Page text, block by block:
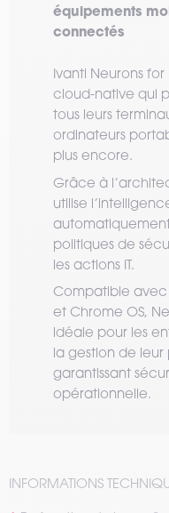
équipements
connectés
Ivanti Neurons for
cloud-native qui
tous leurs
ordinateurs
plus encore.
Grâce à
utilise
politiques de
les actions IT.
Compatible avec
et Chrome OS,
idéale pour les
la gestion de
garantissant
opérationnelle.
INFORMATIONS